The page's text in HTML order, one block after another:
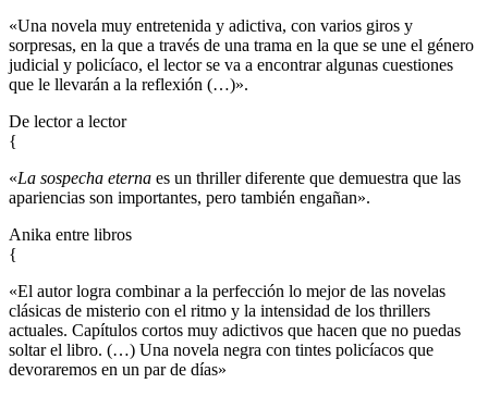
«Una novela muy entretenida y adictiva, con varios giros y
sorpresas, en la que a través de una trama en la que se une el género
judicial y policíaco, el lector se va a encontrar algunas cuestiones
que le llevarán a la reflexión (…)».
De lector a lector
{
«La sospecha eterna es un thriller diferente que demuestra que las
apariencias son importantes, pero también engañan».
Anika entre libros
{
«El autor logra combinar a la perfección lo mejor de las novelas
clásicas de misterio con el ritmo y la intensidad de los thrillers
actuales. Capítulos cortos muy adictivos que hacen que no puedas
soltar el libro. (…) Una novela negra con tintes policíacos que
devoraremos en un par de días»